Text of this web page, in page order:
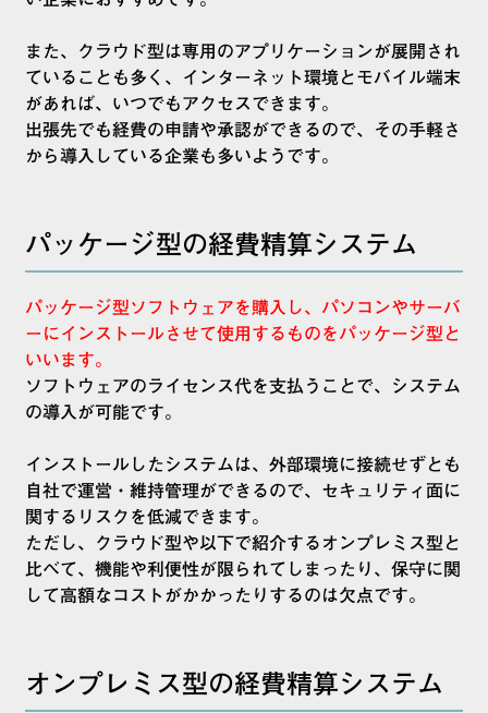
また、クラウド型は専用のアプリケーションが展開され
ていることも多く、インターネット環境とモバイル端末
があれば、いつでもアクセスできます。
出張先でも経費の申請や承認ができるので、その手軽さ
から導入している企業も多いようです。
パッケージ型の経費精算システム
パッケージ型ソフトウェアを購入し、パソコンやサーバ
ーにインストールさせて使用するものをパッケージ型と
いいます。
ソフトウェアのライセンス代を支払うことで、システム
の導入が可能です。
インストールしたシステムは、外部環境に接続せずとも
自社で運営・維持管理ができるので、セキュリティ面に
関するリスクを低減できます。
ただし、クラウド型や以下で紹介するオンプレミス型と
比べて、機能や利便性が限られてしまったり、保守に関
して高額なコストがかかったりするのは欠点です。
オンプレミス型の経費精算システム